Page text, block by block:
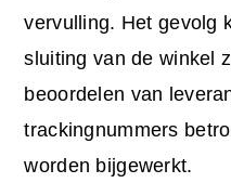
vervulling. Het gevolg
sluiting van de winkel
beoordelen van
trackingnummers
worden bijgewerkt.